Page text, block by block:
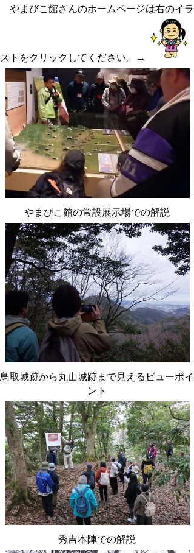
やまびこ館さんのホームページは右のイラ
ストをクリックしてください。→
やまびこ館の常設展示場での解説
鳥取城跡から丸山城跡まで見えるビューポイ
ント
秀吉本陣での解説